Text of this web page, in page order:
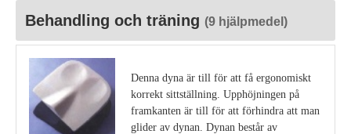
Behandling och träning (9 hjälpmedel)
Denna dyna är till för att få ergonomiskt
korrekt sittställning. Upphöjningen på
framkanten är till för att förhindra att man
glider av dynan. Dynan består av